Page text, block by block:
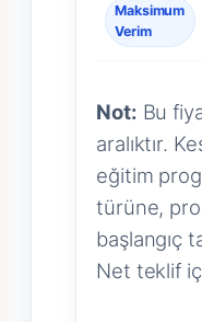
Maksimum
Verim
Not: Bu
aralıktır.
eğitim
türüne,
başlangıç
Net teklif